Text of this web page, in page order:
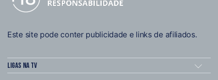
Este site pode conter publicidade e links de afiliados.
Ligas na TV